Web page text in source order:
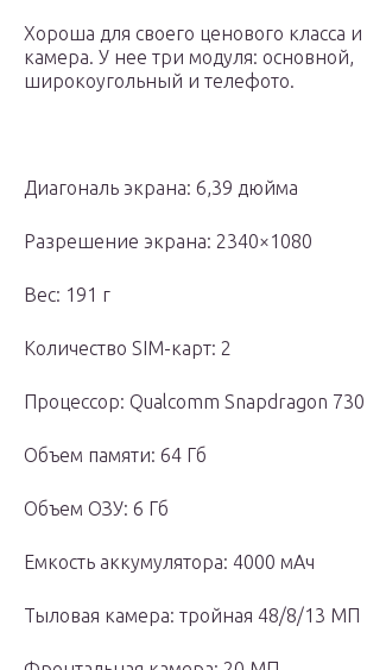
Хороша для своего ценового класса и
камера. У нее три модуля: основной,
широкоугольный и телефото.
Диагональ экрана: 6,39 дюйма
Разрешение экрана: 2340×1080
Вес: 191 г
Количество SIM-карт: 2
Процессор: Qualcomm Snapdragon 730
Объем памяти: 64 Гб
Объем ОЗУ: 6 Гб
Емкость аккумулятора: 4000 мАч
Тыловая камера: тройная 48/8/13 МП